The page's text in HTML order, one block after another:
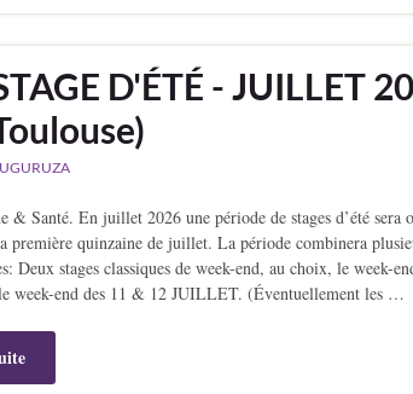
D'ÉTÉ - JUILLET
& Santé. En juillet 2026 une période de stages d’été sera
première quinzaine de juillet. La période combinera
Deux stages classiques de week-end, au choix, le week-
week-end des 11 & 12 JUILLET. (Éventuellement les …